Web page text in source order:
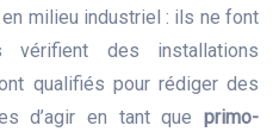
milieu industriel : ils ne font
des installations
qualifiés pour rédiger des
d’agir en tant que primo-